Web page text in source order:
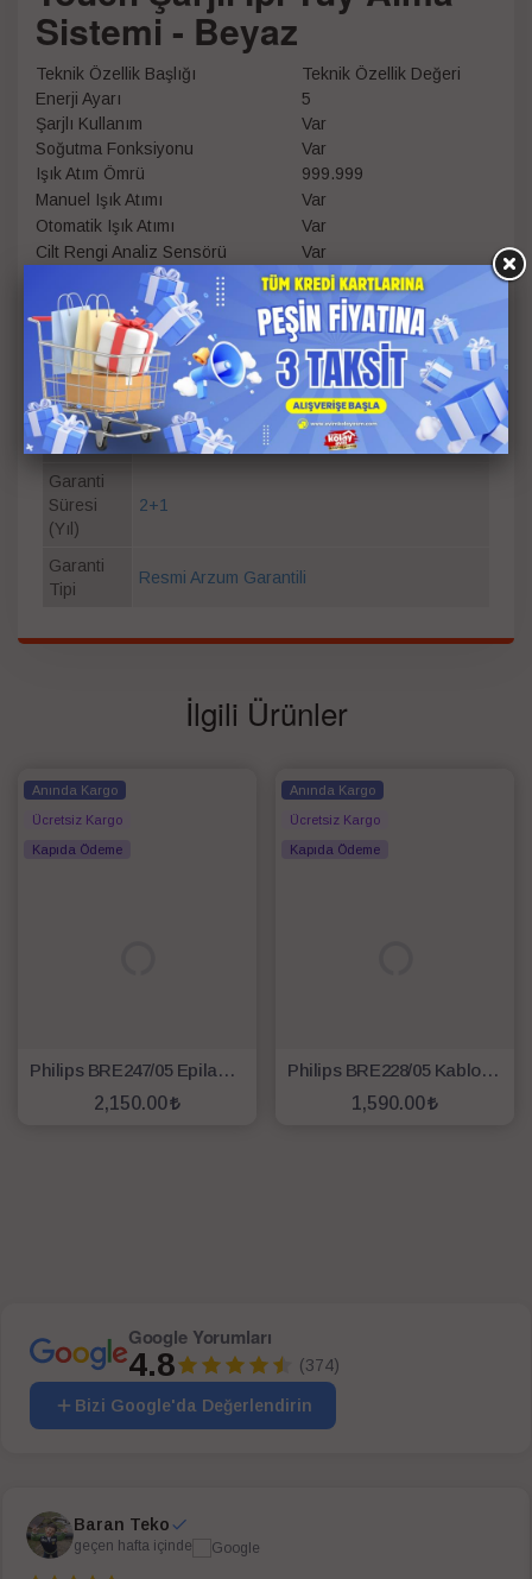
Sistemi - Beyaz
Teknik Özellik Başlığı
Teknik Özellik Değeri
Enerji Ayarı
5
Şarjlı Kullanım
Var
Soğutma Fonksiyonu
Var
Işık Atım Ömrü
999.999
Manuel Işık Atımı
Var
Otomatik Işık Atımı
Var
Cilt Rengi Analiz Sensörü
Var
Cilt Temas Sensörü
Var
Led Ekran
Var
Manyetik Başlıklar
Var
Bikini Başlığı
Var
Yüz Başlığı
Var
Renk
Beyaz
Garanti
Süresi
(Yıl)
2+1
Garanti
Tipi
Resmi Arzum Garantili
İlgili Ürünler
Anında Kargo
Ücretsiz Kargo
Kapıda Ödeme
Philips BRE247/05 Epilasyon Aleti
2,150.00
Anında Kargo
Ücretsiz Kargo
Kapıda Ödeme
Philips BRE228/05 Kablolu Epilatör
1,590.00
Google Yorumları
4.8 (374)
Bizi Google'da Değerlendirin
Baran Teko
geçen hafta içinde